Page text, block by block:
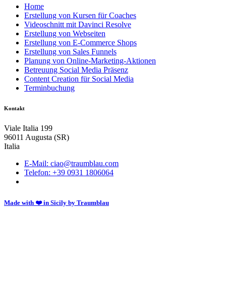
Home
Erstellung von Kursen für Coaches
Videoschnitt mit Davinci Resolve
Erstellung von Webseiten
Erstellung von E-Commerce Shops
Erstellung von Sales Funnels
Planung von Online-Marketing-Aktionen
Betreuung Social Media Präsenz
Content Creation für Social Media
Terminbuchung
Kontakt
Viale Italia 199
96011 Augusta (SR)
Italia
E-Mail: ciao@traumblau.com
Telefon: +39 0931 1806064
Made with ❤️ in Sicily by Traumblau